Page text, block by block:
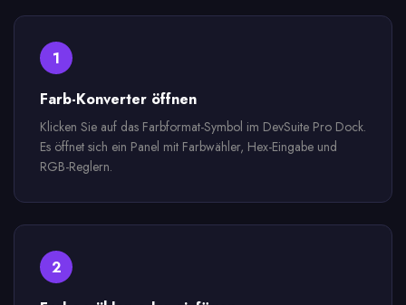
1
Farb-Konverter öffnen
Klicken Sie auf das Farbformat-Symbol im DevSuite Pro Dock.
Es öffnet sich ein Panel mit Farbwähler, Hex-Eingabe und
RGB-Reglern.
2